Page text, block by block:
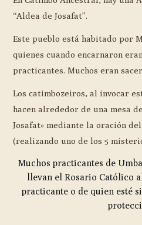
“Aldea de Josafat”.
Este pueblo está habitado por
quienes cuando encarnaron
practicantes. Muchos eran
Los catimbozeiros, al invocar
hacen alrededor de una mesa
Josafat» mediante la oración
(realizando uno de los 5
Muchos practicantes de
llevan el Rosario Católico
practicante o de quien esté